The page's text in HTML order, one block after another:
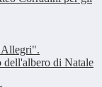
dell'albero di Natale